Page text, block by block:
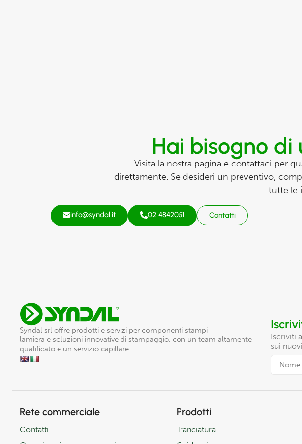
Hai bisogno
Visita la nostra pagina e contattaci per
direttamente. Se desideri un preventivo,
tutte le
info@syndal.it 02 4842051 Contatti
Syndal srl offre prodotti e servizi per componenti stampi
lamiera e soluzioni innovative di stampaggio, con un team altamente
qualificato e un servizio capillare.
Iscriviti
sui
Rete commerciale
Contatti
Prodotti
Tranciatura